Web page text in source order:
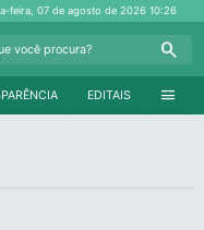
feira, 07 de agosto de 202610:26
Search
menu
EDITAIS